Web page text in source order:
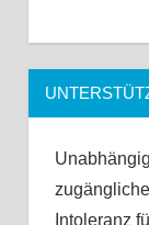
Intoleranz